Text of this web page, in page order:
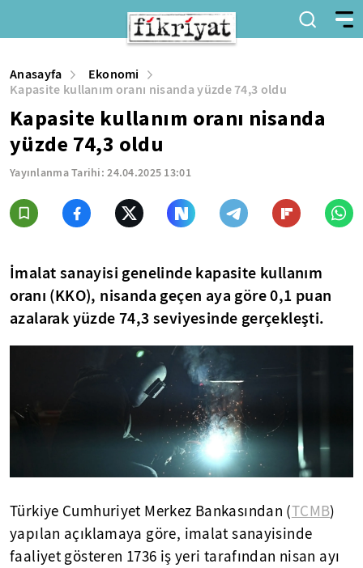
Anasayfa
Ekonomi
Kapasite kullanım oranı nisanda yüzde 74,3 oldu
Kapasite kullanım oranı nisanda
yüzde 74,3 oldu
Yayınlanma Tarihi:24.04.2025 13:01
İmalat sanayisi genelinde kapasite kullanım
oranı (KKO), nisanda geçen aya göre 0,1 puan
azalarak yüzde 74,3 seviyesinde gerçekleşti.
Türkiye Cumhuriyet Merkez Bankasından (TCMB)
yapılan açıklamaya göre, imalat sanayisinde
faaliyet gösteren 1736 iş yeri tarafından nisan ayı